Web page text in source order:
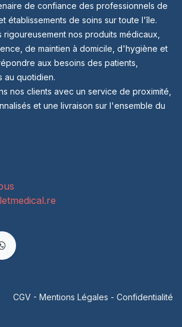
de confiance des professionnels de
établissements de soins sur toute l'île.
rigoureusement nos produits médicaux,
de maintien à domicile, d'hygiène et
aux besoins des patients,
au quotidien.
nos clients avec un service de proximité,
et une livraison sur l'ensemble du
CGV - Mentions Légales - Confidentialité